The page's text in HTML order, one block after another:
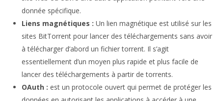
donnée spécifique.
Liens magnétiques : Un lien magnétique est utilisé sur les
sites BitTorrent pour lancer des téléchargements sans avoir
à télécharger d’abord un fichier torrent. Il s’agit
essentiellement d’un moyen plus rapide et plus facile de
lancer des téléchargements à partir de torrents.
OAuth : est un protocole ouvert qui permet de protéger les